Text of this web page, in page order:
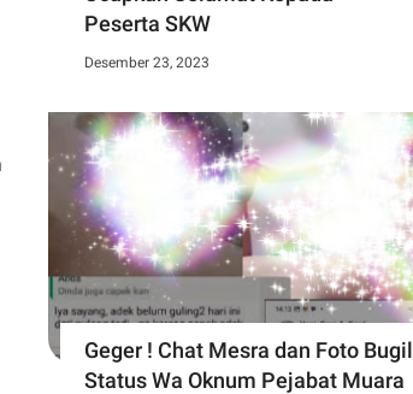
Peserta SKW
Desember 23, 2023
Geger ! Chat Mesra dan Foto Bugil
Status Wa Oknum Pejabat Muara